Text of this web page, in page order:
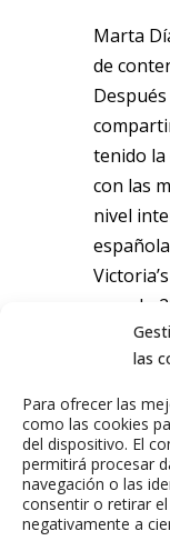
las
Para ofrecer las
como las cookies
del dispositivo. El
permitirá procesar
navegación o las
consentir o retirar
negativamente a
Marta
de
tenido
con las
nivel
pasado
ANTERIOR